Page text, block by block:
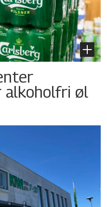
alkoholfri øl